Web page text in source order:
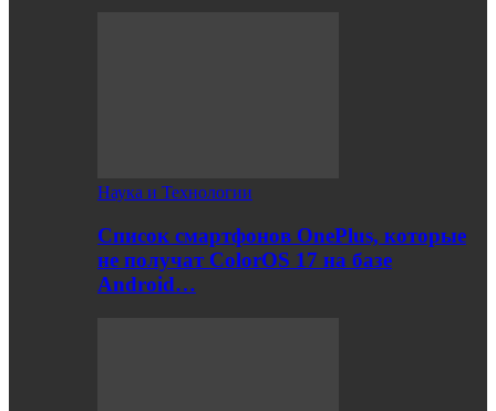
Наука и Технологии
Список смартфонов OnePlus, которые
не получат ColorOS 17 на базе
Android…